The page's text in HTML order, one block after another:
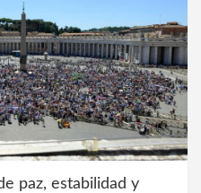
paz, estabilidad y